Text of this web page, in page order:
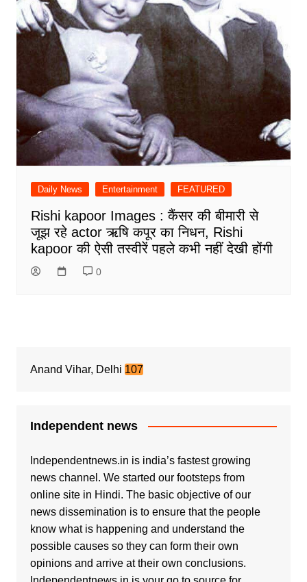
Daily News Entertainment FEATURED
Rishi kapoor Images : कैंसर की बीमारी से
जूझ रहे actor ऋषि कपूर का निधन, Rishi
kapoor की ऐसी तस्वीरें पहले कभी नहीं देखी होंगी
0
Anand Vihar, Delhi 107
Independent news
Independentnews.in is india’s fastest growing
news channel. We started our footsteps from
online site in Hindi. The basic objective of our
news dissemination is to ensure that the people
know what is happening and understand the
possible causes so they can form their own
opinions and arrive at their own conclusions.